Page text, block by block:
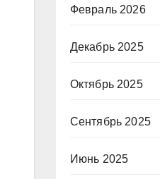
Февраль 2026
Декабрь 2025
Октябрь 2025
Сентябрь 2025
Июнь 2025